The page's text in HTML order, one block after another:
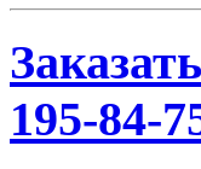
195-84-